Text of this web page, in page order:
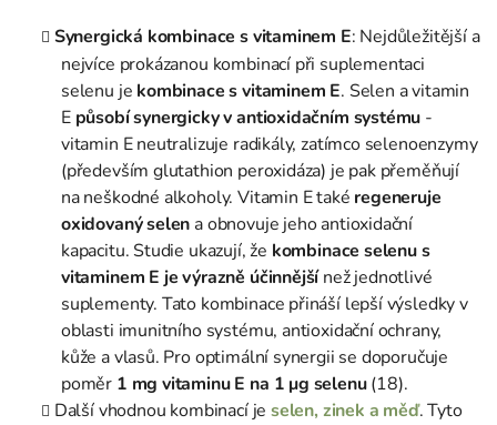
Synergická kombinace s vitaminem E: Nejdůležitější a
nejvíce prokázanou kombinací při suplementaci
selenu je kombinace s vitaminem E. Selen a vitamin
E působí synergicky v antioxidačním systému -
vitamin E neutralizuje radikály, zatímco selenoenzymy
(především glutathion peroxidáza) je pak přeměňují
na neškodné alkoholy. Vitamin E také regeneruje
oxidovaný selen a obnovuje jeho antioxidační
kapacitu. Studie ukazují, že kombinace selenu s
vitaminem E je výrazně účinnějšínež jednotlivé
suplementy. Tato kombinace přináší lepší výsledky v
oblasti imunitního systému, antioxidační ochrany,
kůže a vlasů. Pro optimální synergii se doporučuje
poměr 1 mg vitaminu E na 1 μg selenu(18).
Další vhodnou kombinací je selen, zinek a měď. Tyto